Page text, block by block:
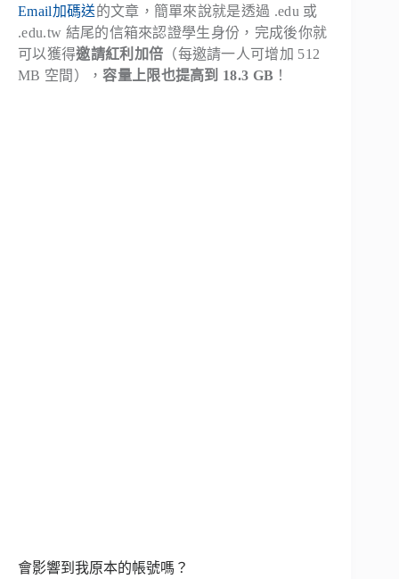
Email加碼送的文章，簡單來說就是透過 .edu 或
.edu.tw 結尾的信箱來認證學生身份，完成後你就
可以獲得邀請紅利加倍 （每邀請一人可增加 512
MB 空間），容量上限也提高到 18.3 GB ！
會影響到我原本的帳號嗎？